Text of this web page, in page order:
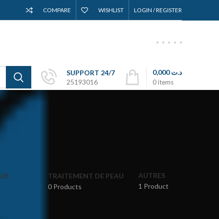
COMPARE WISHLIST LOGIN / REGISTER
SUPPORT 24/7
25193016
0items
د.ت0,000
TRAITEMENT DE PEAU
0 Products
AUTRES
1 Product